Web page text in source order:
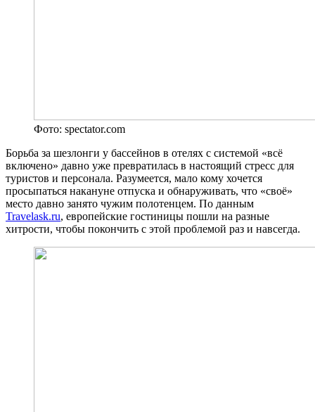
Фото: spectator.com
Борьба за шезлонги у бассейнов в отелях с системой «всё
включено» давно уже превратилась в настоящий стресс для
туристов и персонала. Разумеется, мало кому хочется
просыпаться накануне отпуска и обнаруживать, что «своё»
место давно занято чужим полотенцем. По данным
Travelask.ru, европейские гостиницы пошли на разные
хитрости, чтобы покончить с этой проблемой раз и навсегда.